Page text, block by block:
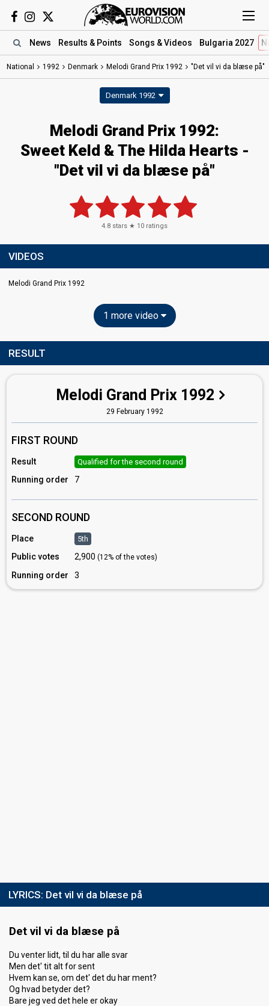
News Results & Points Songs & Videos Bulgaria 2027
National 1992 Denmark Melodi Grand Prix 1992 "Det vil vi da blæse på"
Denmark 1992
Melodi Grand Prix 1992:
Sweet Keld & The Hilda Hearts -
"Det vil vi da blæse på"
4.8 stars ★ 10 ratings
VIDEOS
Melodi Grand Prix 1992
1 more video
RESULT
Melodi Grand Prix 1992
29 February 1992
FIRST ROUND
Result Qualified for the second round
Running order 7
SECOND ROUND
Place 5th
Public votes 2,900 (12% of the votes)
Running order 3
LYRICS: Det vil vi da blæse på
Det vil vi da blæse på
Du venter lidt, til du har alle svar
Men det' tit alt for sent
Hvem kan se, om det' det du har ment?
Og hvad betyder det?
Bare jeg ved det hele er okay